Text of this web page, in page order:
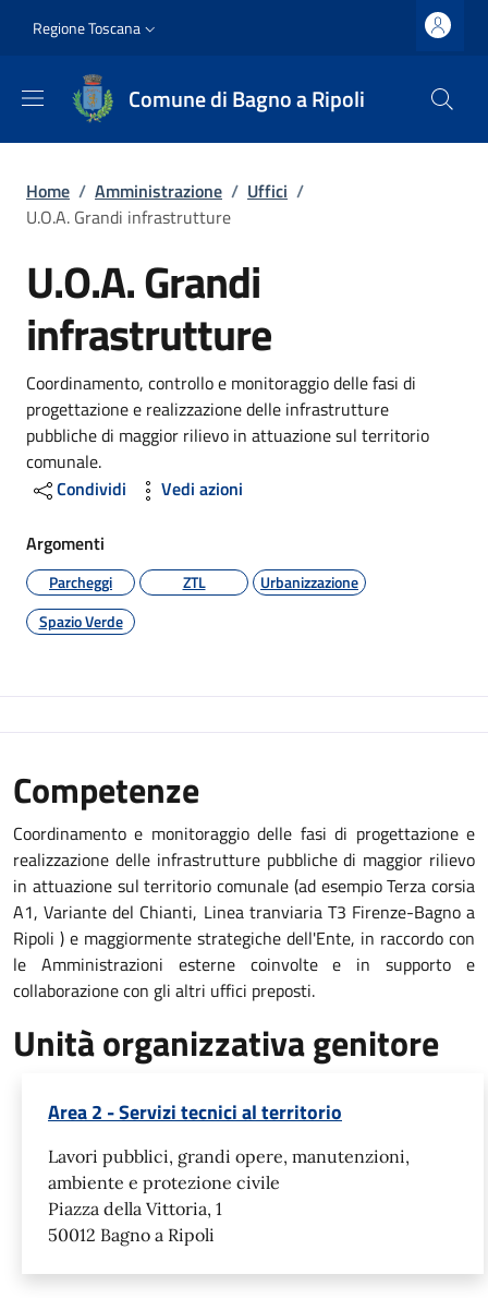
Slim top
Regione Toscana
Comune di Bagno a Ripoli
Briciole di pane
Home / Amministrazione / Uffici /
U.O.A. Grandi infrastrutture
U.O.A. Grandi
infrastrutture
Dettagli
Coordinamento, controllo e monitoraggio delle fasi di
progettazione e realizzazione delle infrastrutture
pubbliche di maggior rilievo in attuazione sul territorio
comunale.
Condividi
Vedi azioni
Argomenti
Parcheggi ZTL
Urbanizzazione
Spazio Verde
Competenze
Coordinamento e monitoraggio delle fasi di progettazione e
realizzazione delle infrastrutture pubbliche di maggior rilievo
in attuazione sul territorio comunale (ad esempio Terza corsia
A1, Variante del Chianti, Linea tranviaria T3 Firenze-Bagno a
Ripoli ) e maggiormente strategiche dell'Ente, in raccordo con
le Amministrazioni esterne coinvolte e in supporto e
collaborazione con gli altri uffici preposti.
Unità organizzativa genitore
Area 2 - Servizi tecnici al territorio
Lavori pubblici, grandi opere, manutenzioni,
ambiente e protezione civile
Piazza della Vittoria, 1
50012 Bagno a Ripoli